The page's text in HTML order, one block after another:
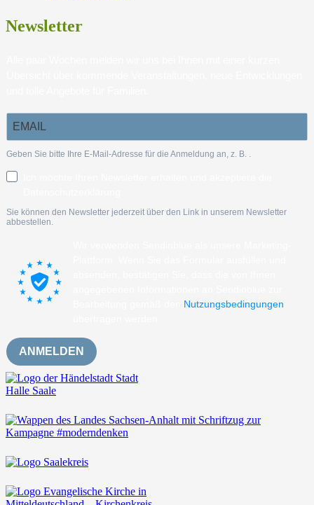
Newsletter
Geben Sie bitte Ihre E-Mail-Adresse für die Anmeldung an, z. B.
Sie können den Newsletter jederzeit über den Link in unserem Newsletter
abbestellen.
Nutzungsbedingungen
ANMELDEN